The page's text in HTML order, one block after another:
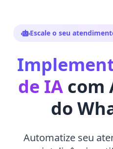
Escale o seu
de IA com
do
Automatize seu